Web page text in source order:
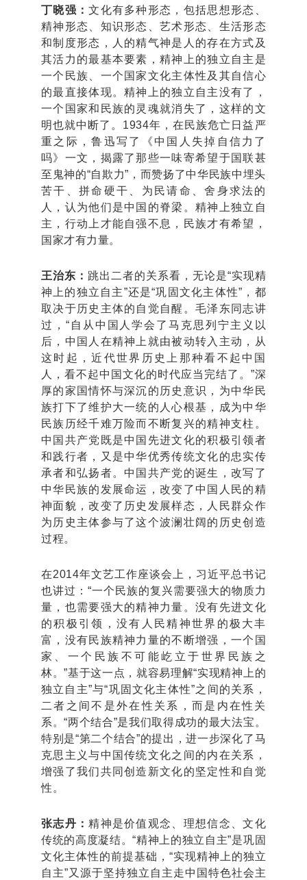
丁晓强：文化有多种形态，包括思想形态、
精神形态、知识形态、艺术形态、生活形态
和制度形态，人的精气神是人的存在方式及
其活力的最基本要素，精神上的独立自主是
一个民族、一个国家文化主体性及其自信心
的最直接体现。精神上的独立自主没有了，
一个国家和民族的灵魂就消失了，这样的文
明也就中断了。1934年，在民族危亡日益严
重之际，鲁迅写了《中国人失掉自信力了
吗》一文，揭露了那些一味寄希望于国联甚
至鬼神的“自欺力”，而赞扬了中华民族中埋头
苦干、拼命硬干、为民请命、舍身求法的
人，认为他们是中国的脊梁。精神上独立自
主，行动上才能自强不息，民族才有希望，
国家才有力量。
王治东： 跳出二者的关系看，无论是“实现精
神上的独立自主”还是“巩固文化主体性”，都
取决于历史主体的自觉自醒。毛泽东同志讲
过，“自从中国人学会了马克思列宁主义以
后，中国人在精神上就由被动转入主动，从
这时起，近代世界历史上那种看不起中国
人，看不起中国文化的时代应当完结了。”深
厚的家国情怀与深沉的历史意识，为中华民
族打下了维护大一统的人心根基，成为中华
民族历经千难万险而不断复兴的精神支柱。
中国共产党既是中国先进文化的积极引领者
和践行者，又是中华优秀传统文化的忠实传
承者和弘扬者。中国共产党的诞生，改写了
中华民族的发展命运，改变了中国人民的精
神面貌，改变了历史发展样态，人民群众作
为历史主体参与了这个波澜壮阔的历史创造
过程。
在2014年文艺工作座谈会上，习近平总书记
也讲过：“一个民族的复兴需要强大的物质力
量，也需要强大的精神力量。没有先进文化
的积极引领，没有人民精神世界的极大丰
富，没有民族精神力量的不断增强，一个国
家、一个民族不可能屹立于世界民族之
林。”基于这一点，就容易理解“实现精神上的
独立自主”与“巩固文化主体性”之间的关系，
二者之间不是外在性关系，而是内在性关
系。“两个结合”是我们取得成功的最大法宝。
特别是“第二个结合”的提出，进一步深化了马
克思主义与中国传统文化之间的内在关系，
增强了我们共同创造新文化的坚定性和自觉
性。
张志丹：精神是价值观念、理想信念、文化
传统的高度凝结。“精神上的独立自主”是巩固
文化主体性的前提基础，“实现精神上的独立
自主”又源于坚持独立自主走中国特色社会主